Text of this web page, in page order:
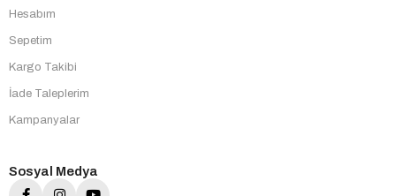
Hesabım
Sepetim
Kargo Takibi
İade Taleplerim
Kampanyalar
Sosyal Medya